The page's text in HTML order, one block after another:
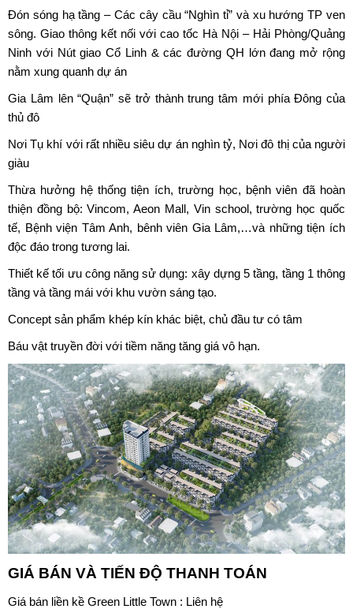
Đón sóng hạ tầng – Các cây cầu “Nghìn tỉ” và xu hướng TP ven
sông. Giao thông kết nối với cao tốc Hà Nội – Hải Phòng/Quảng
Ninh với Nút giao Cổ Linh & các đường QH lớn đang mở rộng
nằm xung quanh dự án
Gia Lâm lên “Quận” sẽ trở thành trung tâm mới phía Đông của
thủ đô
Nơi Tụ khí với rất nhiều siêu dự án nghìn tỷ, Nơi đô thị của người
giàu
Thừa hưởng hệ thống tiện ích, trường học, bệnh viên đã hoàn
thiện đồng bộ: Vincom, Aeon Mall, Vin school, trường học quốc
tế, Bệnh viện Tâm Anh, bênh viên Gia Lâm,…và những tiện ích
độc đáo trong tương lai.
Thiết kế tối ưu công năng sử dụng: xây dựng 5 tầng, tầng 1 thông
tầng và tầng mái với khu vườn sáng tạo.
Concept sản phẩm khép kín khác biệt, chủ đầu tư có tâm
Báu vật truyền đời với tiềm năng tăng giá vô hạn.
GIÁ BÁN VÀ TIẾN ĐỘ THANH TOÁN
Giá bán liền kề Green Little Town : Liên hệ